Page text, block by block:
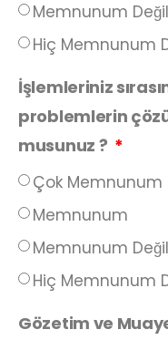
Memnunum
Hiç Memnunum
İşlemleriniz
problemlerin
musunuz ?
Çok Memnunum
Memnunum
Memnunum
Hiç Memnunum
Gözetim ve